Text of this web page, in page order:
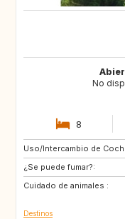
No
8
Uso/Intercambio de
¿Se puede fumar?:
Cuidado de animales :
CA
Destinos